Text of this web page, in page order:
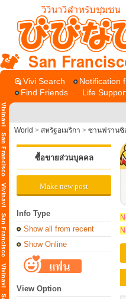
San
Vivi Search Notification
Find Friends
Life
World > สหรัฐอเมริกา > ซานฟรานซิ
ซื้อขายส่วนบุคคล
Make new post
Info Type
Show all from recent
Show Online
View Option